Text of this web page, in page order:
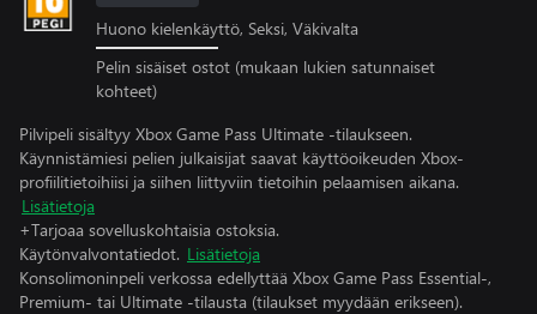
Huono kielenkäyttö, Seksi, Väkivalta
Pelin sisäiset ostot (mukaan lukien satunnaiset
kohteet)
Pilvipeli sisältyy Xbox Game Pass Ultimate -tilaukseen.
Käynnistämiesi pelien julkaisijat saavat käyttöoikeuden Xbox-
profiilitietoihiisi ja siihen liittyviin tietoihin pelaamisen aikana.
Lisätietoja
+Tarjoaa sovelluskohtaisia ostoksia.
Käytönvalvontatiedot. Lisätietoja
Konsolimoninpeli verkossa edellyttää Xbox Game Pass Essential-,
Premium- tai Ultimate -tilausta (tilaukset myydään erikseen).